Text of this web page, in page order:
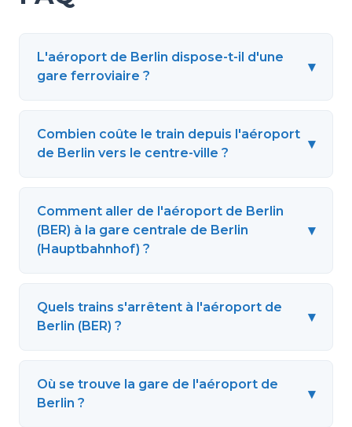
L'aéroport de Berlin dispose-t-il d'une
gare ferroviaire ?
▾
Combien coûte le train depuis l'aéroport
de Berlin vers le centre-ville ?
▾
Comment aller de l'aéroport de Berlin
(BER) à la gare centrale de Berlin
(Hauptbahnhof) ?
▾
Quels trains s'arrêtent à l'aéroport de
Berlin (BER) ?
▾
Où se trouve la gare de l'aéroport de
Berlin ?
▾